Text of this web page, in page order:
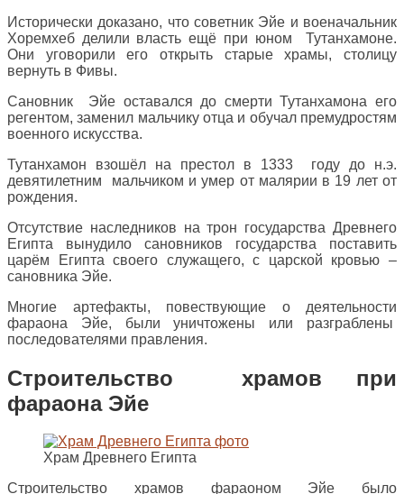
Исторически доказано, что советник Эйе и военачальник
Хоремхеб делили власть ещё при юном Тутанхамоне.
Они уговорили его открыть старые храмы, столицу
вернуть в Фивы.
Сановник Эйе оставался до смерти Тутанхамона его
регентом, заменил мальчику отца и обучал премудростям
военного искусства.
Тутанхамон взошёл на престол в 1333 году до н.э.
девятилетним мальчиком и умер от малярии в 19 лет от
рождения.
Отсутствие наследников на трон государства Древнего
Египта вынудило сановников государства поставить
царём Египта своего служащего, с царской кровью –
сановника Эйе.
Многие артефакты, повествующие о деятельности
фараона Эйе, были уничтожены или разграблены
последователями правления.
Строительство
храмов при
фараона Эйе
Храм Древнего Египта
Строительство храмов фараоном Эйе было